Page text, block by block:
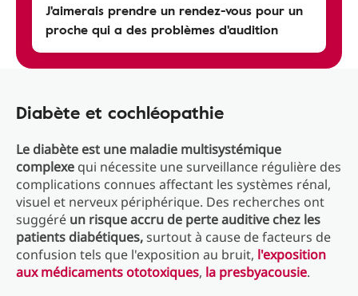
J'aimerais prendre un rendez-vous pour un
proche qui a des problèmes d'audition
Diabète et cochléopathie
Le diabète est une maladie multisystémique
complexe qui nécessite une surveillance régulière des
complications connues affectant les systèmes rénal,
visuel et nerveux périphérique. Des recherches ont
suggéré un risque accru de perte auditive chez les
patients diabétiques,surtout à cause de facteurs de
confusion tels que l'exposition au bruit, l'exposition
aux médicaments ototoxiques, la presbyacousie.